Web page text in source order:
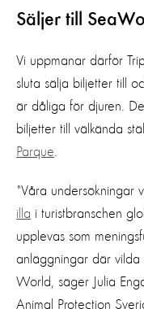
Säljer till
Vi uppmanar därför
sluta sälja biljetter till
är dåliga för djuren.
biljetter till välkända
Parque
"Våra undersökningar
illa i turistbranschen
upplevas som
anläggningar där
World, säger Julia
Animal Protection